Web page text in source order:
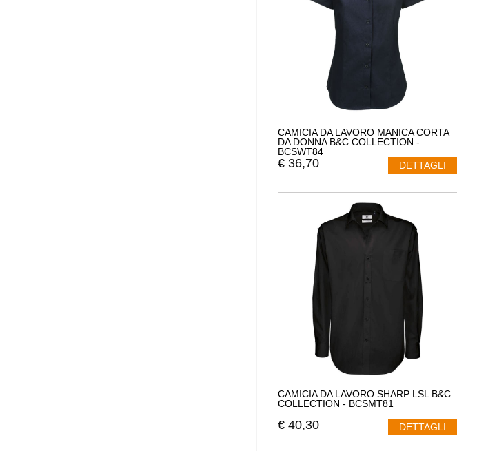
CAMICIA DA LAVORO MANICA CORTA
DA DONNA B&C COLLECTION -
BCSWT84
€ 36,70 DETTAGLI
CAMICIA DA LAVORO SHARP LSL B&C
COLLECTION - BCSMT81
€ 40,30 DETTAGLI